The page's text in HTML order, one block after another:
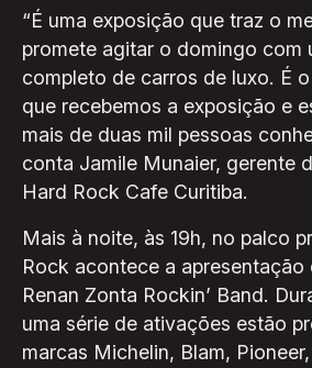
“É uma exposição que traz o
promete agitar o domingo com
completo de carros de luxo. É
que recebemos a exposição e
mais de duas mil pessoas
conta Jamile Munaier, gerente
Hard Rock Cafe Curitiba.
Mais à noite, às 19h, no palco
Rock acontece a apresentação
Renan Zonta Rockin’ Band.
uma série de ativações estão
marcas Michelin, Blam,